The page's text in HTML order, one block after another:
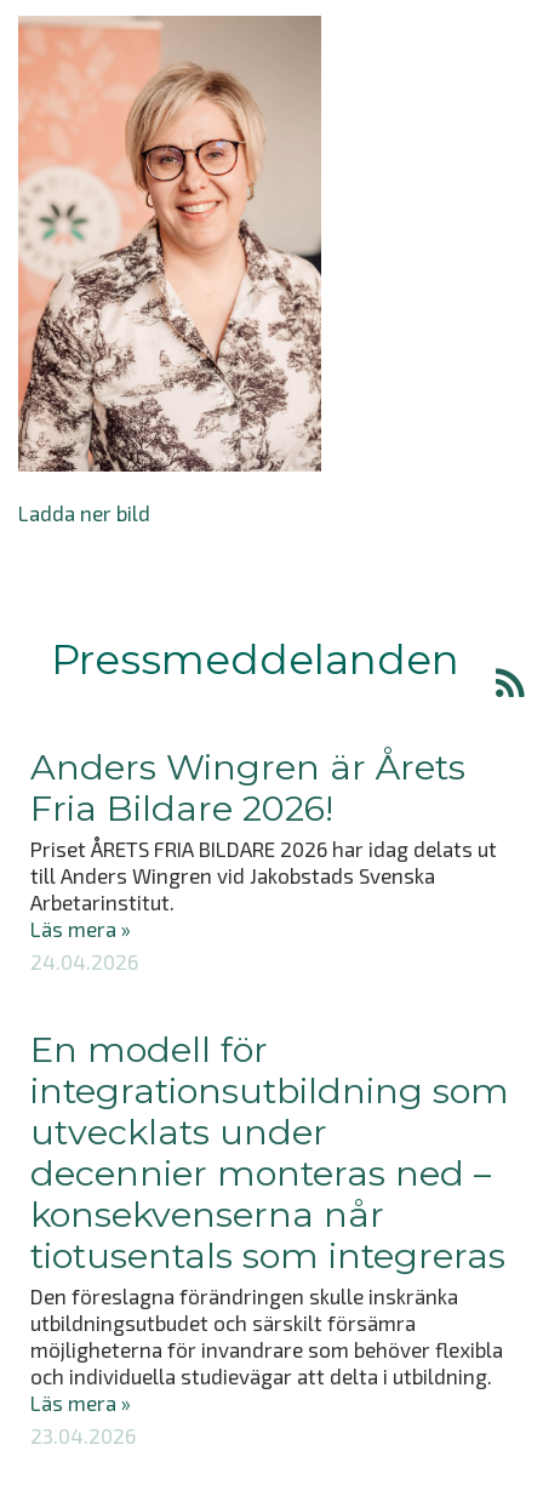
Ladda ner bild
Pressmeddelanden
Anders Wingren är Årets
Fria Bildare 2026!
Priset ÅRETS FRIA BILDARE 2026 har idag delats ut
till Anders Wingren vid Jakobstads Svenska
Arbetarinstitut.
Läs mera »
24.04.2026
En modell för
integrationsutbildning som
utvecklats under
decennier monteras ned –
konsekvenserna når
tiotusentals som integreras
Den föreslagna förändringen skulle inskränka
utbildningsutbudet och särskilt försämra
möjligheterna för invandrare som behöver flexibla
och individuella studievägar att delta i utbildning.
Läs mera »
23.04.2026